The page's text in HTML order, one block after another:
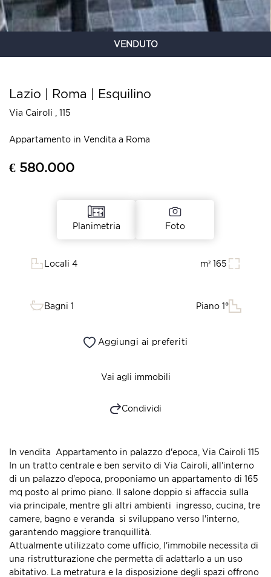
VENDUTO
Lazio | Roma | Esquilino
Via Cairoli , 115
Appartamento in Vendita a Roma
€ 580.000
Planimetria Foto
Locali 4 m² 165
Bagni 1 Piano 1°
Aggiungi ai preferiti
Vai agli immobili
Condividi
In vendita  Appartamento in palazzo d'epoca, Via Cairoli 115
In un tratto centrale e ben servito di Via Cairoli, all'interno
di un palazzo d'epoca, proponiamo un appartamento di 165
mq posto al primo piano. Il salone doppio si affaccia sulla
via principale, mentre gli altri ambienti  ingresso, cucina, tre
camere, bagno e veranda  si sviluppano verso l'interno,
garantendo maggiore tranquillità.
Attualmente utilizzato come ufficio, l'immobile necessita di
una ristrutturazione che permetta di adattarlo a un uso
abitativo. La metratura e la disposizione degli spazi offrono